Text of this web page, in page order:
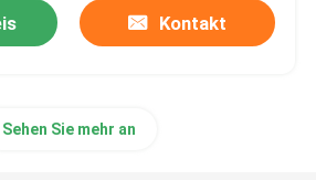
Kontakt
Sehen Sie mehr an